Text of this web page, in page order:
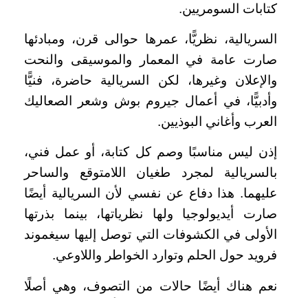
كتابات السومريين.
السريالية، نظريًّا، عمرها حوالى قرن، ومبادئها
صارت عامة في المعمار والموسيقى والنحت
والإعلان وغيرها، لكن السريالية حاضرة، فنيًّا
وأدبيًّا، في أعمال جيروم بوش وشعر الصعاليك
العرب وأغاني البوذيين.
إذن ليس مناسبًا وصم كل كتابة، أو عمل فني،
بالسريالية لمجرد طغيان اللامتوقع والساحر
عليهما. هذا دفاع عن نفسي لأن السريالية أيضًا
صارت أيديولوجيا ولها نظرياتها، بينما بذرتها
الأولى في الكشوفات التي توصل إليها سيغموند
فرويد حول الحلم وتوارد الخواطر واللاوعي.
نعم هناك أيضًا حالات من التصوف، وهي أصلًا